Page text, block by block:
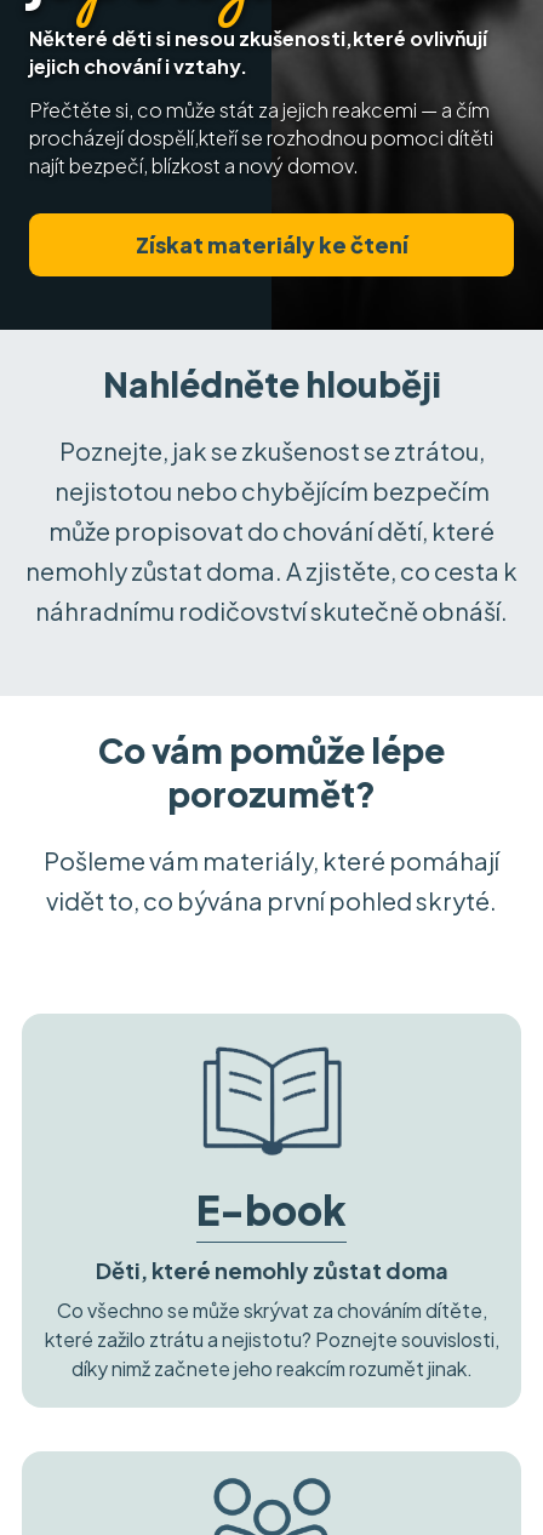
Některé děti si nesou zkušenosti,které ovlivňují
jejich chování i vztahy.
Přečtěte si, co může stát za jejich reakcemi — a čím
procházejí dospělí,kteří se rozhodnou pomoci dítěti
najít bezpečí, blízkost a nový domov.
Získat materiály ke čtení
Nahlédněte hlouběji
Poznejte, jak se zkušenost se ztrátou,
nejistotou nebo chybějícím bezpečím
může propisovat do chování dětí, které
nemohly zůstat doma. A zjistěte, co cesta k
náhradnímu rodičovství skutečně obnáší.
Co vám pomůže lépe
porozumět?
Pošleme vám materiály, které pomáhají
vidět to, co bývána první pohled skryté.
E-book
Děti, které nemohly zůstat doma
Co všechno se může skrývat za chováním dítěte,
které zažilo ztrátu a nejistotu? Poznejte souvislosti,
díky nimž začnete jeho reakcím rozumět jinak.